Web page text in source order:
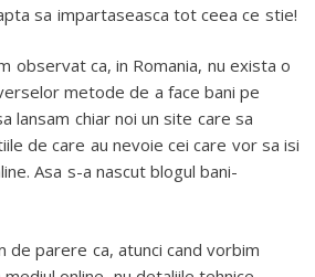
sa impartaseasca tot ceea ce stie!
observat ca, in Romania, nu exista o
metode de a face bani pe
lansam chiar noi un site care sa
de care au nevoie cei care vor sa isi
Asa s-a nascut blogul bani-
de parere ca, atunci cand vorbim